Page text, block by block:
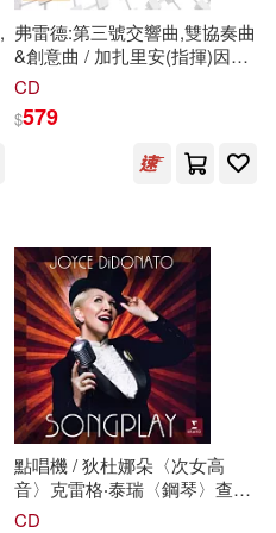
田中芳樹(60)
乘大智(58)
弗雷德:第三號交響曲,雙協奏曲
&創意曲 / 加扎里安(指揮)因戈
爾施塔特格魯吉亞室內樂團
Concerto & Inventions /
Gazarian(conductor)Georgian
Chamber Orchestra Ingolstadt)
CD
$579
點唱機 / 狄杜娜朵〈次女高
音〉克雷格‧泰瑞〈鋼琴〉查克‧
伊斯拉爾斯〈低音提琴〉吉米‧
CD